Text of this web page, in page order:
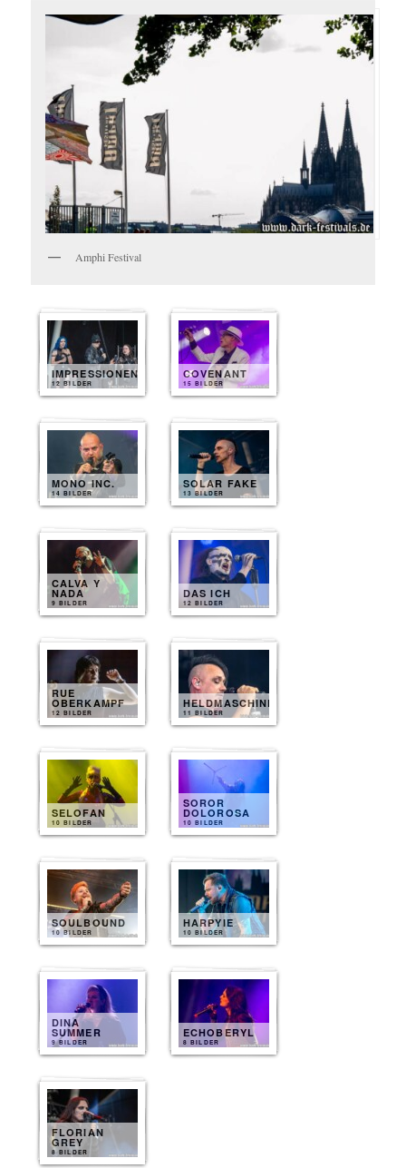
Amphi Festival
IMPRESSIONEN
12 BILDER
COVENANT
15 BILDER
MONO INC.
14 BILDER
SOLAR FAKE
13 BILDER
CALVA Y
NADA
9 BILDER
DAS ICH
12 BILDER
RUE
OBERKAMPF
12 BILDER
HELDMASCHINE
11 BILDER
SELOFAN
10 BILDER
SOROR
DOLOROSA
10 BILDER
SOULBOUND
10 BILDER
HARPYIE
10 BILDER
DINA
SUMMER
9 BILDER
ECHOBERYL
8 BILDER
FLORIAN
GREY
8 BILDER